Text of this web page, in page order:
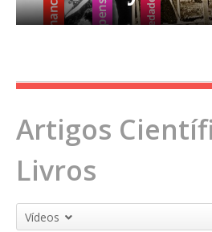
Artigos
Livros
Vídeos